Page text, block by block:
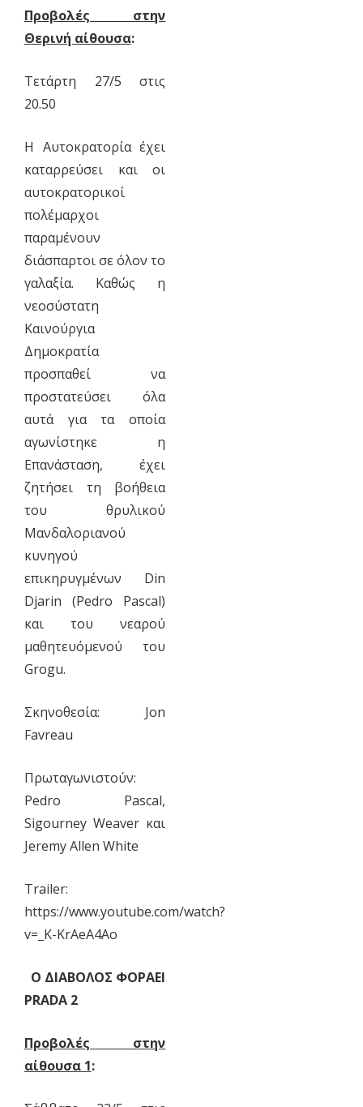
Προβολές στην
Θερινή αίθουσα:
Τετάρτη 27/5 στις
20.50
Η Αυτοκρατορία έχει
καταρρεύσει και οι
αυτοκρατορικοί
πολέμαρχοι
παραμένουν
διάσπαρτοι σε όλον το
γαλαξία. Καθώς η
νεοσύστατη
Καινούργια
Δημοκρατία
προσπαθεί να
προστατεύσει όλα
αυτά για τα οποία
αγωνίστηκε η
Επανάσταση, έχει
ζητήσει τη βοήθεια
του θρυλικού
Μανδαλοριανού
κυνηγού
επικηρυγμένων Din
Djarin (Pedro Pascal)
και του νεαρού
μαθητευόμενού του
Grogu.
Σκηνοθεσία: Jon
Favreau
Πρωταγωνιστούν:
Pedro Pascal,
Sigourney Weaver και
Jeremy Allen White
Trailer:
https://www.youtube.com/watch?
v=_K-KrAeA4Ao
Ο ΔΙΑΒΟΛΟΣ ΦΟΡΑΕΙ
PRADA 2
Προβολές στην
αίθουσα 1: